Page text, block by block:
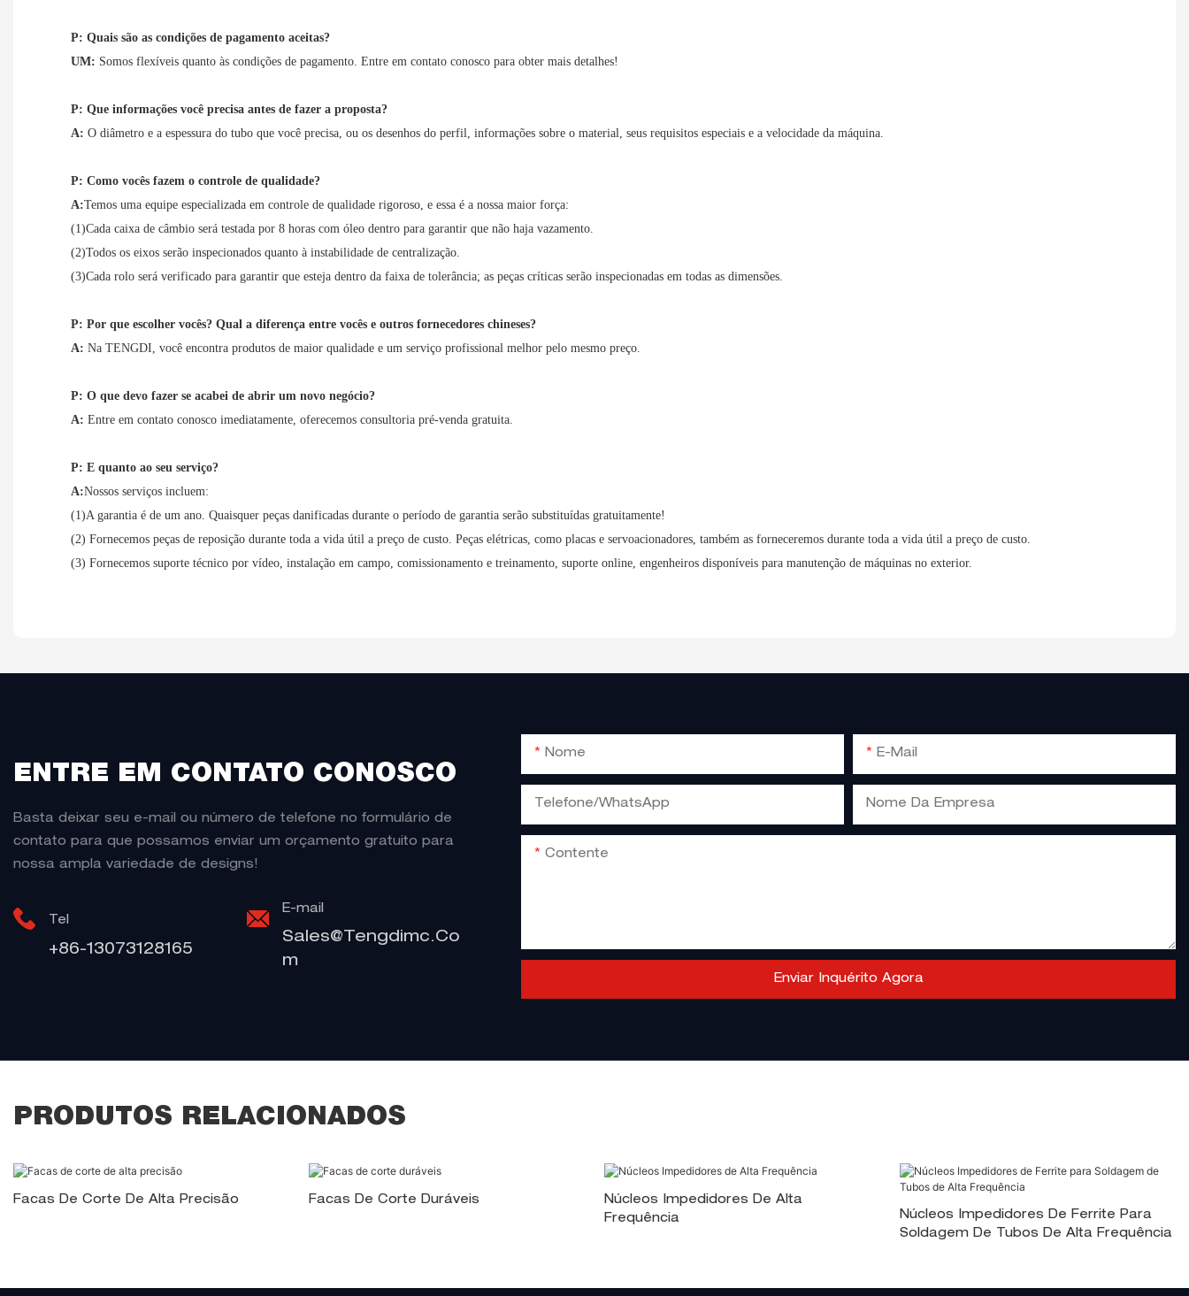
P: Quais são as condições de pagamento aceitas?
UM: Somos flexíveis quanto às condições de pagamento. Entre em contato conosco para obter mais detalhes!
P: Que informações você precisa antes de fazer a proposta?
A: O diâmetro e a espessura do tubo que você precisa, ou os desenhos do perfil, informações sobre o material, seus requisitos especiais e a velocidade da máquina.
P: Como vocês fazem o controle de qualidade?
A:Temos uma equipe especializada em controle de qualidade rigoroso, e essa é a nossa maior força:
(1)Cada caixa de câmbio será testada por 8 horas com óleo dentro para garantir que não haja vazamento.
(2)Todos os eixos serão inspecionados quanto à instabilidade de centralização.
(3)Cada rolo será verificado para garantir que esteja dentro da faixa de tolerância; as peças críticas serão inspecionadas em todas as dimensões.
P: Por que escolher vocês? Qual a diferença entre vocês e outros fornecedores chineses?
A: Na TENGDI, você encontra produtos de maior qualidade e um serviço profissional melhor pelo mesmo preço.
P: O que devo fazer se acabei de abrir um novo negócio?
A: Entre em contato conosco imediatamente, oferecemos consultoria pré-venda gratuita.
P: E quanto ao seu serviço?
A:Nossos serviços incluem:
(1)A garantia é de um ano. Quaisquer peças danificadas durante o período de garantia serão substituídas gratuitamente!
(2) Fornecemos peças de reposição durante toda a vida útil a preço de custo. Peças elétricas, como placas e servoacionadores, também as forneceremos durante toda a vida útil a preço de custo.
(3) Fornecemos suporte técnico por vídeo, instalação em campo, comissionamento e treinamento, suporte online, engenheiros disponíveis para manutenção de máquinas no exterior.
ENTRE EM CONTATO CONOSCO
Basta deixar seu e-mail ou número de telefone no formulário de
contato para que possamos enviar um orçamento gratuito para
nossa ampla variedade de designs!
Tel
+86-13073128165
E-mail
Sales@tengdimc.co
M
Nome E-Mail
Telefone/WhatsApp Nome Da Empresa
Contente
Enviar Inquérito Agora
PRODUTOS RELACIONADOS
Facas De Corte De Alta Precisão Facas De Corte Duráveis
Núcleos Impedidores De Alta
Frequência
Núcleos Impedidores De Ferrite Para
Soldagem De Tubos De Alta Frequência